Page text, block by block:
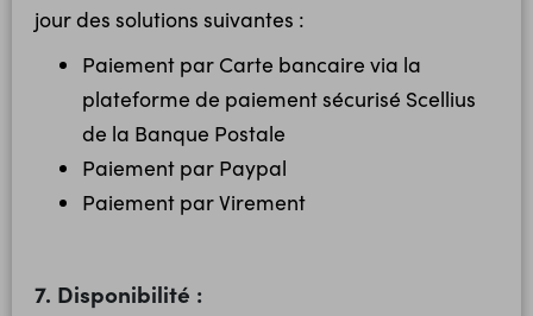
jour des solutions suivantes :
Paiement par Carte bancaire via la
plateforme de paiement sécurisé Scellius
de la Banque Postale
Paiement par Paypal
Paiement par Virement
7. Disponibilité :